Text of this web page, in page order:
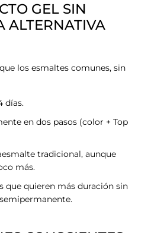
GEL SIN
ALTERNATIVA
los esmaltes comunes, sin
días.
en dos pasos (color + Top
tradicional, aunque
más.
que quieren más duración sin